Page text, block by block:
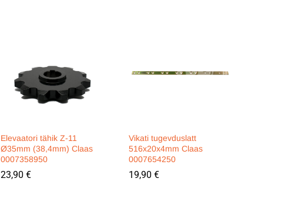
Elevaatori tähik Z-11
Ø35mm (38,4mm) Claas
0007358950
23,90 €
23,90 €
Vikati tugevduslatt
516x20x4mm Claas
0007654250
19,90 €
19,90 €